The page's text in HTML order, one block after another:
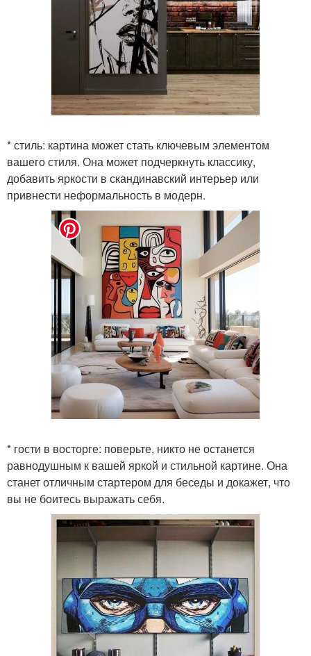
* стиль: картина может стать ключевым элементом
вашего стиля. Она может подчеркнуть классику,
добавить яркости в скандинавский интерьер или
привнести неформальность в модерн.
* гости в восторге: поверьте, никто не останется
равнодушным к вашей яркой и стильной картине. Она
станет отличным стартером для беседы и докажет, что
вы не боитесь выражать себя.